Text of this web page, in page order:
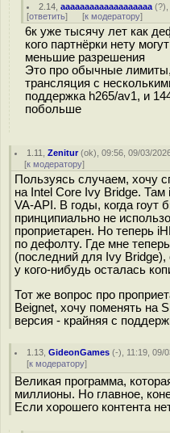
2.14 ,aaaaaaaaaaaaaaaaaaa (?),
[ответить] [к модератору]
6к уже тысячу лет как
кого партнёрки нету
меньшие разрешения
Это про обычные
трансляция с
поддержка h265/av1, и
побольше
1.11 ,Zenitur(ok), 09:56, 09/03/
[к модератору]
Пользуясь случаем, хочу
на Intel Core Ivy Bridge. Там
VA-API. В годы, когда гоут
принципиально не
проприетарен. Но теперь
по дефолту. Где мне
(последний для Ivy
у кого-нибудь осталась
Тот же вопрос про
Beignet, хочу поменять на
версия - крайняя с
1.13 ,GideonGames (-), 11:19, 09/
[к модератору]
Великая программа,
миллионы. Но главное,
Если хорошего контента